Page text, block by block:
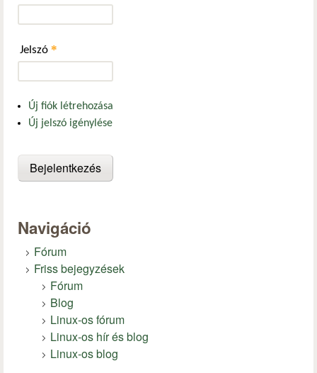
Jelszó *
Új fiók létrehozása
Új jelszó igénylése
Navigáció
Fórum
Friss bejegyzések
Fórum
Blog
Linux-os fórum
Linux-os hír és blog
Linux-os blog